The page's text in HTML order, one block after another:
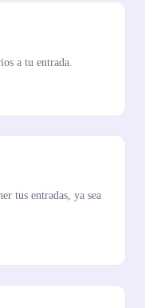
a tu entrada.
tus entradas, ya sea